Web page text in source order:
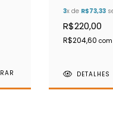
3x de R$73,33
R$220,00
R$204,60 com
DETALHES